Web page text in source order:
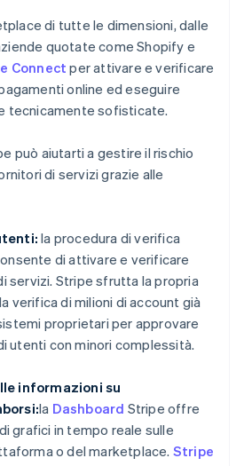
di tutte le dimensioni, dalle
quotate come Shopify e
Connect per attivare e verificare
online ed eseguire
tecnicamente sofisticate.
può aiutarti a gestire il rischio
di servizi grazie alle
la procedura di verifica
di attivare e verificare
servizi. Stripe sfrutta la propria
verifica di milioni di account già
proprietari per approvare
utenti con minori complessità.
informazioni su
la Dashboard Stripe offre
grafici in tempo reale sulle
o del marketplace. Stripe
DeutschEnglish